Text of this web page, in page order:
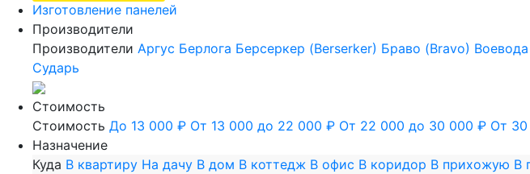
Изготовление панелей
Производители
Производители Аргус Берлога Берсеркер (Berserker) Браво (Bravo) Воевода
Сударь
Стоимость
Стоимость До 13 000 ₽ От 13 000 до 22 000 ₽ От 22 000 до 30 000 ₽ От
Назначение
Куда В квартиру На дачу В дом В коттедж В офис В коридор В прихожую В